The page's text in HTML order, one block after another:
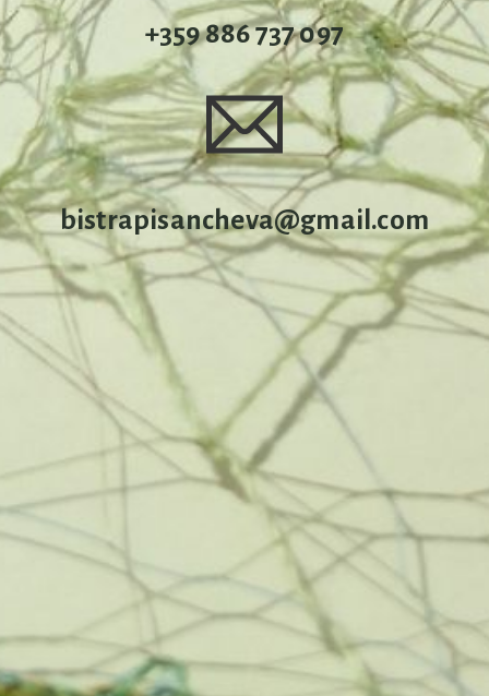
+359 886 737 097
bistrapisancheva@gmail.com